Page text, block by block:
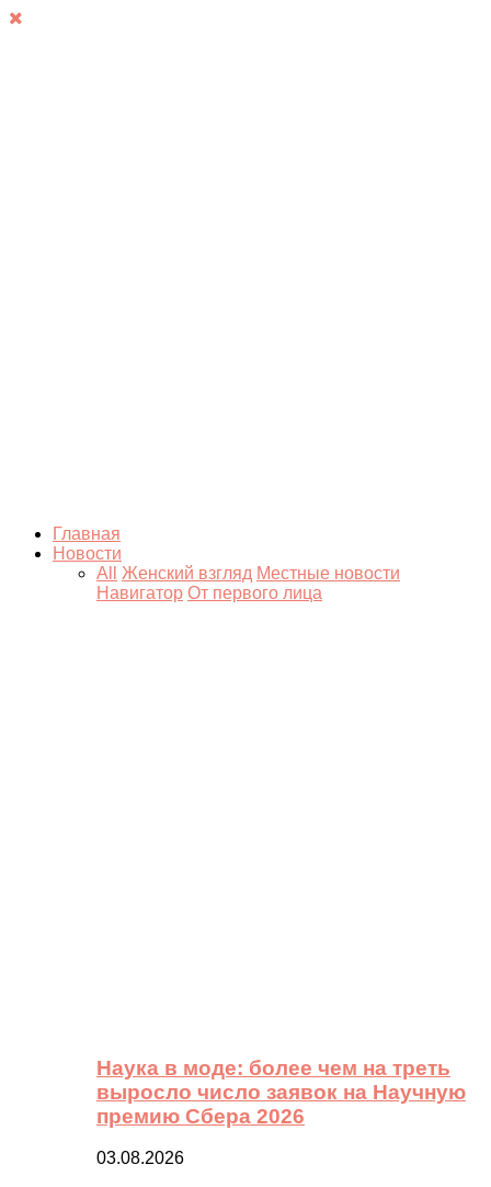
Главная
Новости
All
Женский взгляд Местные новости
Навигатор От первого лица
Наука в моде: более чем на треть
выросло число заявок на Научную
премию Сбера 2026
03.08.2026